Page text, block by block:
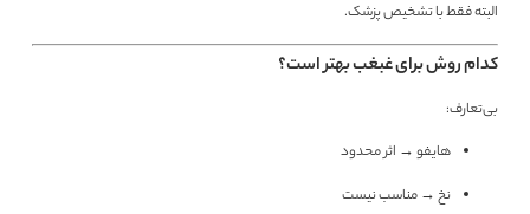
البته فقط با تشخیص پزشک.
کدام روش برای غبغب بهتر است؟
بی‌تعارف:
هایفو → اثر محدود
نخ → مناسب نیست